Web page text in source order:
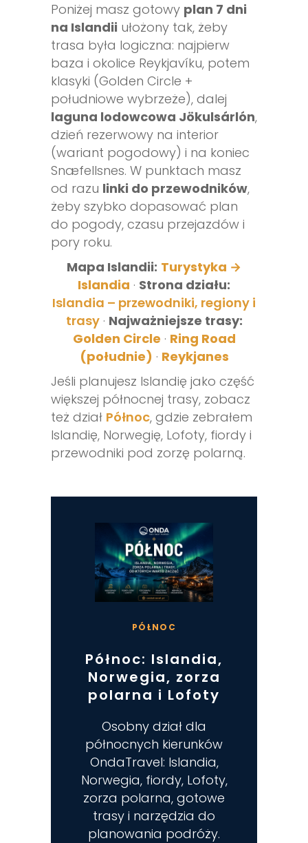
Poniżej masz gotowy plan 7 dni
na Islandii ułożony tak, żeby
trasa była logiczna: najpierw
baza i okolice Reykjavíku, potem
klasyki (Golden Circle +
południowe wybrzeże), dalej
laguna lodowcowa Jökulsárlón,
dzień rezerwowy na interior
(wariant pogodowy) i na koniec
Snæfellsnes. W punktach masz
od razu linki do przewodników,
żeby szybko dopasować plan
do pogody, czasu przejazdów i
pory roku.
Mapa Islandii: Turystyka →
Islandia · Strona działu:
Islandia – przewodniki, regiony i
trasy· Najważniejsze trasy:
Golden Circle · Ring Road
(południe) · Reykjanes
Jeśli planujesz Islandię jako część
większej północnej trasy, zobacz
też dział Północ, gdzie zebrałem
Islandię, Norwegię, Lofoty, fiordy i
przewodniki pod zorzę polarną.
PÓŁNOC
Północ: Islandia,
Norwegia, zorza
polarna i Lofoty
Osobny dział dla
północnych kierunków
OndaTravel: Islandia,
Norwegia, fiordy, Lofoty,
zorza polarna, gotowe
trasy i narzędzia do
planowania podróży.